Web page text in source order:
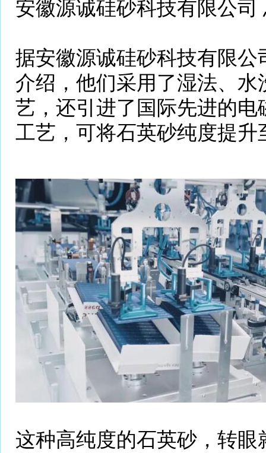
安徽源诚硅砂科技有限公司
据安徽源诚硅砂科技有限公
介绍，他们采用了湿法、水
艺，还引进了国际先进的电
工艺，可将石英砂纯度提升
这种高纯度的石英砂，转眼